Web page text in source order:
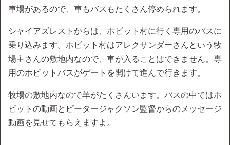
車場があるので、車もバスもたくさん停められます。
シャイアズレストからは、ホビット村に行く専用のバスに
乗り込みます。ホビット村はアレクサンダーさんという牧
場主さんの敷地内なので、車が入ることはできません。専
用のホビットバスがゲートを開けて進んで行きます。
牧場の敷地内なので羊がたくさんいます。バスの中ではホ
ビットの動画とピータージャクソン監督からのメッセージ
動画を見せてもらえますよ。